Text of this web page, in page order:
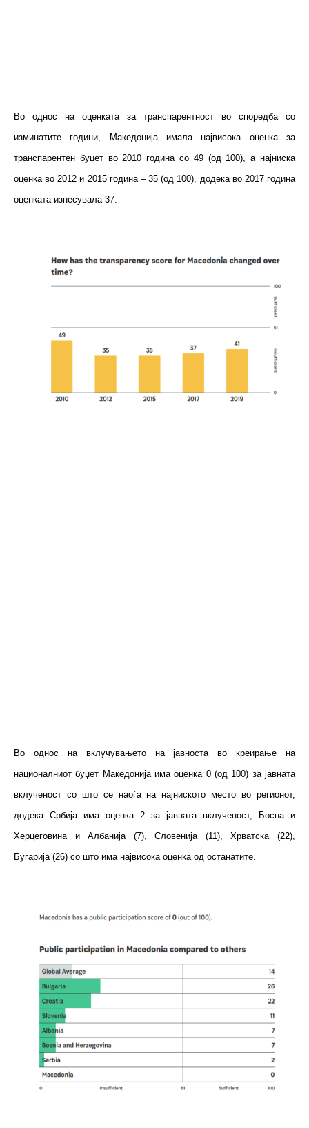
Во однос на оценката за транспарентност во споредба со
изминатите години, Македонија имала највисока оценка за
транспарентен буџет во 2010 година со 49 (од 100), а најниска
оценка во 2012 и 2015 година – 35 (од 100), додека во 2017 година
оценката изнесувала 37.
Во однос на вклучувањето на јавноста во креирање на
националниот буџет Македонија има оценка 0 (од 100) за јавната
вклученост со што се наоѓа на најниското место во регионот,
додека Србија има оценка 2 за јавната вклученост, Босна и
Херцеговина и Албанија (7), Словенија (11), Хрватска (22),
Бугарија (26) со што има највисока оценка од останатите.